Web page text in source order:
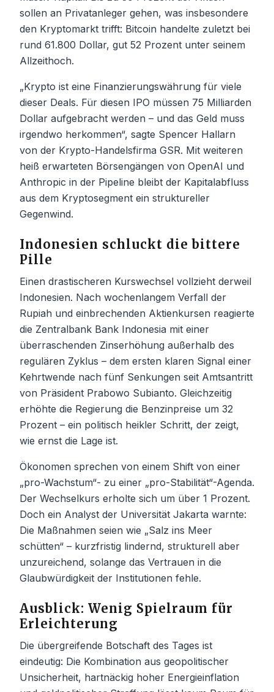
sollen an Privatanleger gehen, was insbesondere
den Kryptomarkt trifft: Bitcoin handelte zuletzt bei
rund 61.800 Dollar, gut 52 Prozent unter seinem
Allzeithoch.
„Krypto ist eine Finanzierungswährung für viele
dieser Deals. Für diesen IPO müssen 75 Milliarden
Dollar aufgebracht werden – und das Geld muss
irgendwo herkommen“, sagte Spencer Hallarn
von der Krypto-Handelsfirma GSR. Mit weiteren
heiß erwarteten Börsengängen von OpenAI und
Anthropic in der Pipeline bleibt der Kapitalabfluss
aus dem Kryptosegment ein struktureller
Gegenwind.
Indonesien schluckt die bittere
Pille
Einen drastischeren Kurswechsel vollzieht derweil
Indonesien. Nach wochenlangem Verfall der
Rupiah und einbrechenden Aktienkursen reagierte
die Zentralbank Bank Indonesia mit einer
überraschenden Zinserhöhung außerhalb des
regulären Zyklus – dem ersten klaren Signal einer
Kehrtwende nach fünf Senkungen seit Amtsantritt
von Präsident Prabowo Subianto. Gleichzeitig
erhöhte die Regierung die Benzinpreise um 32
Prozent – ein politisch heikler Schritt, der zeigt,
wie ernst die Lage ist.
Ökonomen sprechen von einem Shift von einer
„pro-Wachstum“- zu einer „pro-Stabilität“-Agenda.
Der Wechselkurs erholte sich um über 1 Prozent.
Doch ein Analyst der Universität Jakarta warnte:
Die Maßnahmen seien wie „Salz ins Meer
schütten“ – kurzfristig lindernd, strukturell aber
unzureichend, solange das Vertrauen in die
Glaubwürdigkeit der Institutionen fehle.
Ausblick: Wenig Spielraum für
Erleichterung
Die übergreifende Botschaft des Tages ist
eindeutig: Die Kombination aus geopolitischer
Unsicherheit, hartnäckig hoher Energieinflation